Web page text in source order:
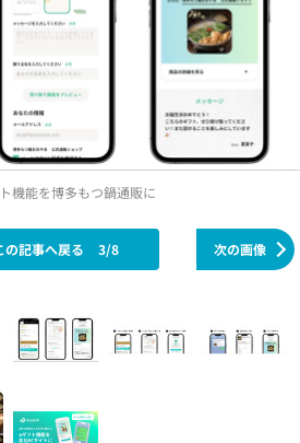
機能を博多もつ鍋通販に
次の画像
の記事へ戻る 3/8